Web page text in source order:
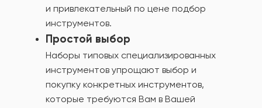
и привлекательный по цене подбор
инструментов.
Простой выбор
Наборы типовых специализированных
инструментов упрощают выбор и
покупку конкретных инструментов,
которые требуются Вам в Вашей